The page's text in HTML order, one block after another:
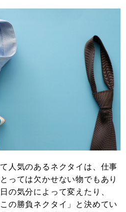
人気のあるネクタイは、仕事
っては欠かせない物でもあり
の気分によって変えたり、
の勝負ネクタイ」と決めてい